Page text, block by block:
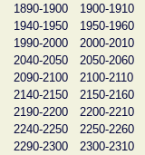
1890-1900
1900-1910
1940-1950
1950-1960
1990-2000
2000-2010
2040-2050
2050-2060
2090-2100
2100-2110
2140-2150
2150-2160
2190-2200
2200-2210
2240-2250
2250-2260
2290-2300
2300-2310